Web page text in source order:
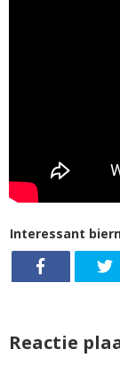
Interessant
Reactie